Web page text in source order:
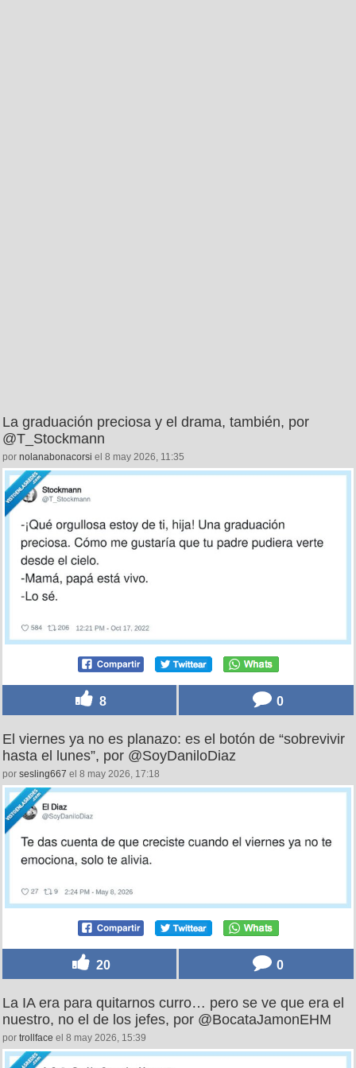
La graduación preciosa y el drama, también, por
@T_Stockmann
por nolanabonacorsi el 8 may 2026, 11:35
8 0
El viernes ya no es planazo: es el botón de “sobrevivir
hasta el lunes”, por @SoyDaniloDiaz
por sesling667 el 8 may 2026, 17:18
20 0
La IA era para quitarnos curro… pero se ve que era el
nuestro, no el de los jefes, por @BocataJamonEHM
por trollface el 8 may 2026, 15:39